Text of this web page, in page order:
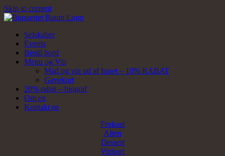
Skip to content
Selskaber
Events
Bestil bord
Menu og Vin
Mad og vin ud af huset – 10% RABAT
Gavekort
20% rabat – biograf
Om os
Kontakt os
Frokost
Aften
Dessert
Vinkort